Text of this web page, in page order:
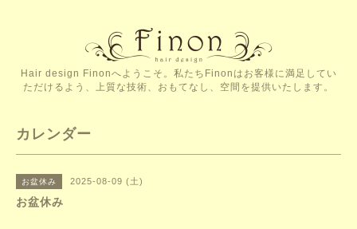
Hair design Finonへようこそ。私たちFinonはお客様に満足してい
ただけるよう、上質な技術、おもてなし、空間を提供いたします。
カレンダー
お盆休み 2025-08-09 (土)
お盆休み